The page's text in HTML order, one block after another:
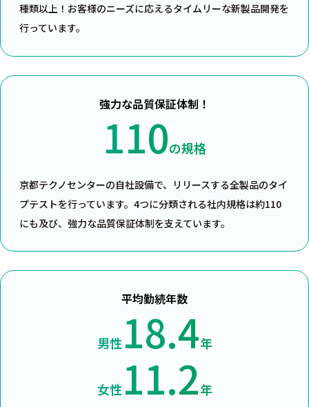
種類以上！お客様のニーズに応えるタイムリーな新製品開発を
行っています。
強力な品質保証体制！
110の規格
京都テクノセンターの自社設備で、リリースする全製品のタイ
プテストを行っています。4つに分類される社内規格は約110
にも及び、強力な品質保証体制を支えています。
平均勤続年数
男性 18.4年
女性 11.2年